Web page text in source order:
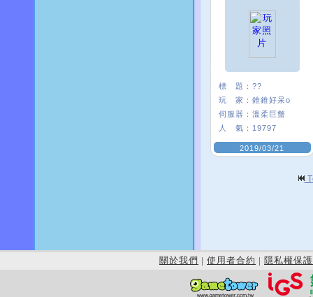
標 題： ??
玩 家： 錐錐好呆o
伺服器： 溫柔巨蟹
人 氣： 19797
2019/03/21
關於我們 | 使用者合約 | 隱私權保護